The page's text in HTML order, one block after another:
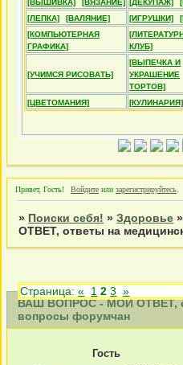
[ВЫШИВКА] [ВЯЗАНИЕ] [ДЕКУПАЖ]
[ЛЕПКА]
[ВАЛЯНИЕ] [ИГРУШКИ]
[КОМПЬЮТЕРНАЯ
ГРАФИКА]
КЛУБ]
[УЧИМСЯ РИСОВАТЬ]
[ВЫПЕЧКА И
УКРАШЕНИЕ
ТОРТОВ]
[ЦВЕТОМАНИЯ]
[КУЛИНАРИЯ]
Привет, Гость! Войдите или зарегистрируйтесь
» Поиски себя! »Здоровье »
ОТВЕТ, ответы на
ВАШ ВОПРОС - МОЙ ОТВЕТ,
вопросы форумчан
Страница:« 1 2 3 »
Гость